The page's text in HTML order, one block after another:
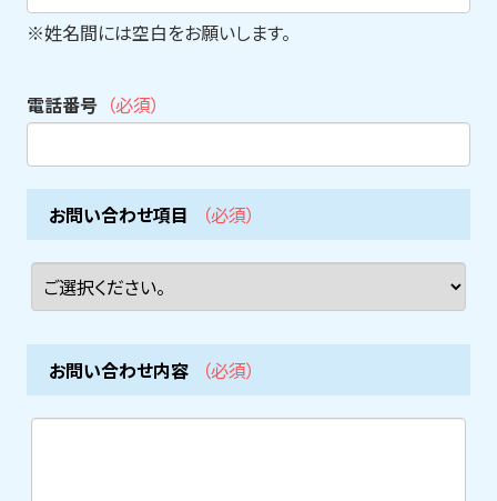
※姓名間には空白をお願いします。
電話番号 （必須）
お問い合わせ項目 （必須）
お問い合わせ内容 （必須）